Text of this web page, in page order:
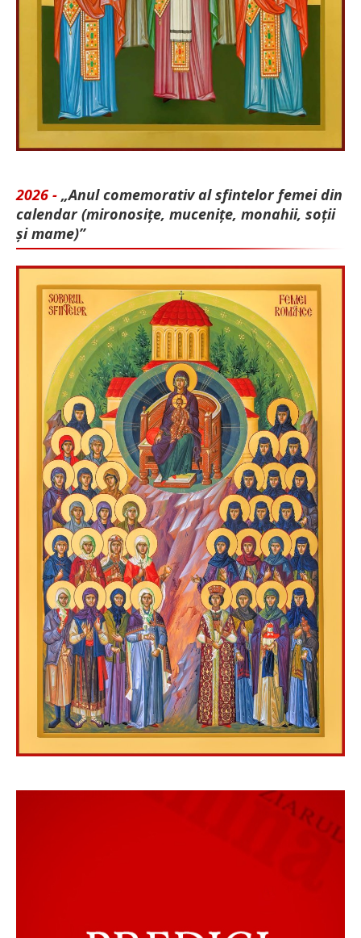
2026 - „Anul comemorativ al sfintelor femei din
calendar (mironosițe, mu­cenițe, monahii, soții
și mame)”